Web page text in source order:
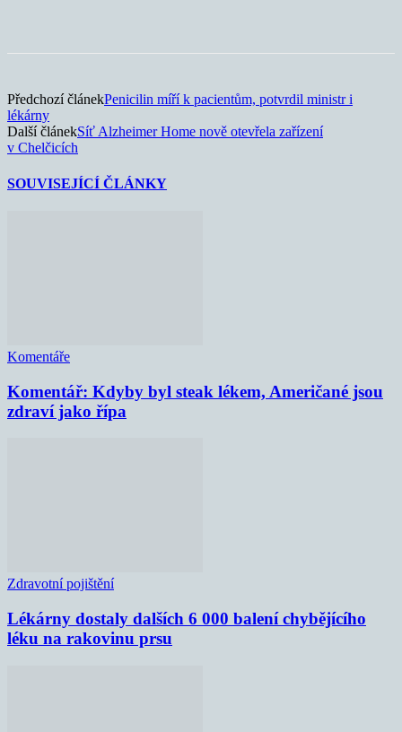
Předchozí článekPenicilin míří k pacientům, potvrdil ministr i
lékárny
Další článekSíť Alzheimer Home nově otevřela zařízení
v Chelčicích
SOUVISEJÍCÍ ČLÁNKY
Komentáře
Komentář: Kdyby byl steak lékem, Američané jsou
zdraví jako řípa
Zdravotní pojištění
Lékárny dostaly dalších 6 000 balení chybějícího
léku na rakovinu prsu